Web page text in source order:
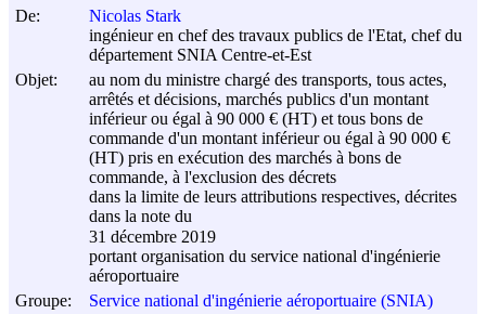
De:
Nicolas Stark
ingénieur en chef des travaux publics de l'Etat, chef du
département SNIA Centre-et-Est
Objet:
au nom du ministre chargé des transports, tous actes,
arrêtés et décisions, marchés publics d'un montant
inférieur ou égal à 90 000 € (HT) et tous bons de
commande d'un montant inférieur ou égal à 90 000 €
(HT) pris en exécution des marchés à bons de
commande, à l'exclusion des décrets
dans la limite de leurs attributions respectives, décrites
dans la note du
31 décembre 2019
portant organisation du service national d'ingénierie
aéroportuaire
Groupe:
Service national d'ingénierie aéroportuaire (SNIA)